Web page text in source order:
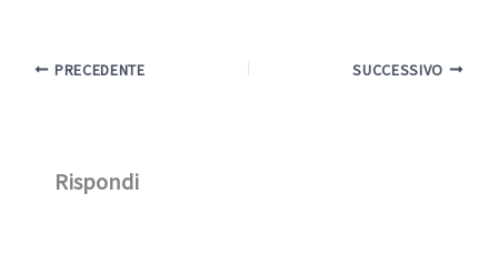
PRECEDENTE SUCCESSIVO
Rispondi